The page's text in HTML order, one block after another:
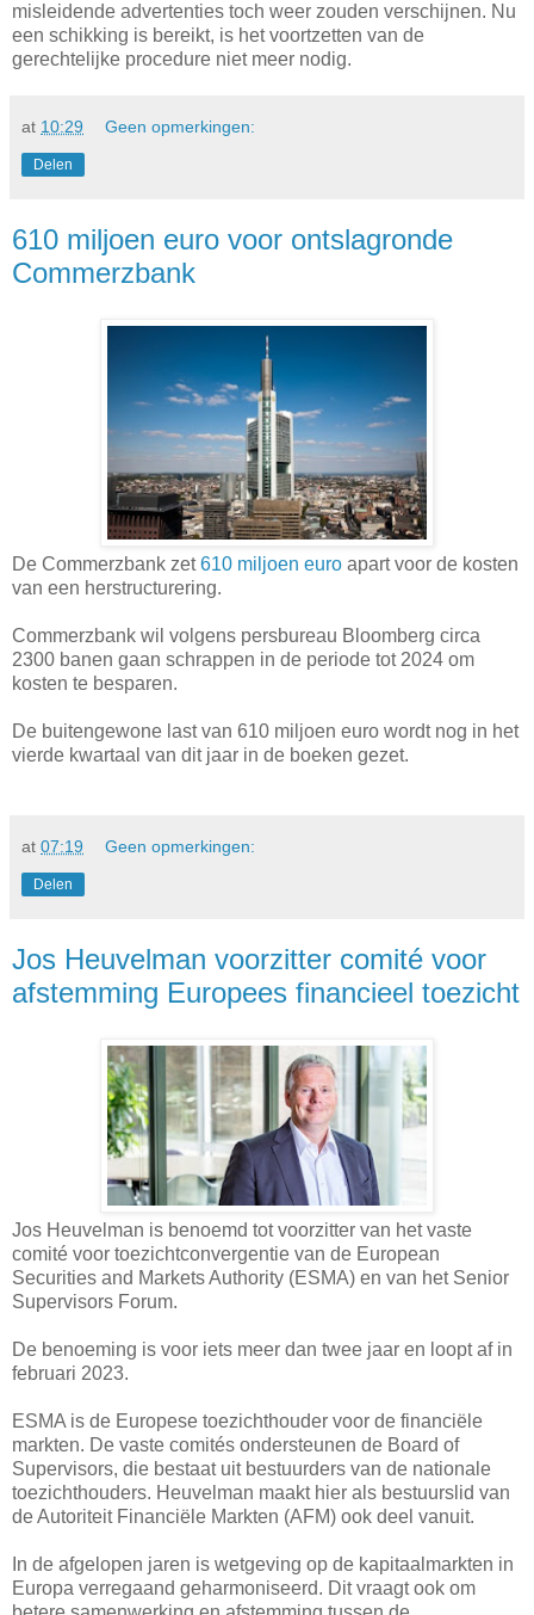
misleidende advertenties toch weer zouden verschijnen. Nu
een schikking is bereikt, is het voortzetten van de
gerechtelijke procedure niet meer nodig.
at 10:29 Geen opmerkingen:
Delen
610 miljoen euro voor ontslagronde
Commerzbank
De Commerzbank zet610 miljoen euro apart voor de kosten
van een herstructurering.
Commerzbank wil volgens persbureau Bloomberg circa
2300 banen gaan schrappen in de periode tot 2024 om
kosten te besparen.
De buitengewone last van 610 miljoen euro wordt nog in het
vierde kwartaal van dit jaar in de boeken gezet.
at 07:19 Geen opmerkingen:
Delen
Jos Heuvelman voorzitter comité voor
afstemming Europees financieel toezicht
Jos Heuvelman is benoemd tot voorzitter van het vaste
comité voor toezichtconvergentie van de European
Securities and Markets Authority (ESMA) en van het Senior
Supervisors Forum.
De benoeming is voor iets meer dan twee jaar en loopt af in
februari 2023.
ESMA is de Europese toezichthouder voor de financiële
markten. De vaste comités ondersteunen de Board of
Supervisors, die bestaat uit bestuurders van de nationale
toezichthouders. Heuvelman maakt hier als bestuurslid van
de Autoriteit Financiële Markten (AFM) ook deel vanuit.
In de afgelopen jaren is wetgeving op de kapitaalmarkten in
Europa verregaand geharmoniseerd. Dit vraagt ook om